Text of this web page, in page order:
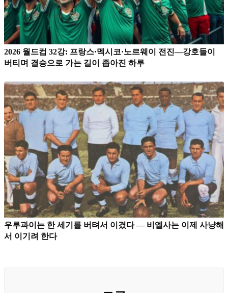
2026 월드컵 32강: 프랑스·멕시코·노르웨이 전진—강호들이
버티며 결승으로 가는 길이 좁아진 하루
우루과이는 한 세기를 버텨서 이겼다 — 비엘사는 이제 사냥해
서 이기려 한다